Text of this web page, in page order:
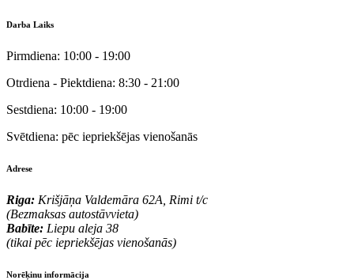
Darba Laiks
Pirmdiena: 10:00 - 19:00
Otrdiena - Piektdiena: 8:30 - 21:00
Sestdiena: 10:00 - 19:00
Svētdiena: pēc iepriekšējas vienošanās
Adrese
Riga: Krišjāņa Valdemāra 62A, Rimi t/c
(Bezmaksas autostāvvieta)
Babīte: Liepu aleja 38
(tikai pēc iepriekšējas vienošanās)
Norēķinu informācija